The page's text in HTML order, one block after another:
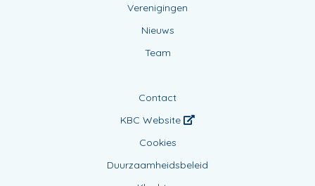
Verenigingen
Nieuws
Team
Contact
KBC Website
Cookies
Duurzaamheidsbeleid